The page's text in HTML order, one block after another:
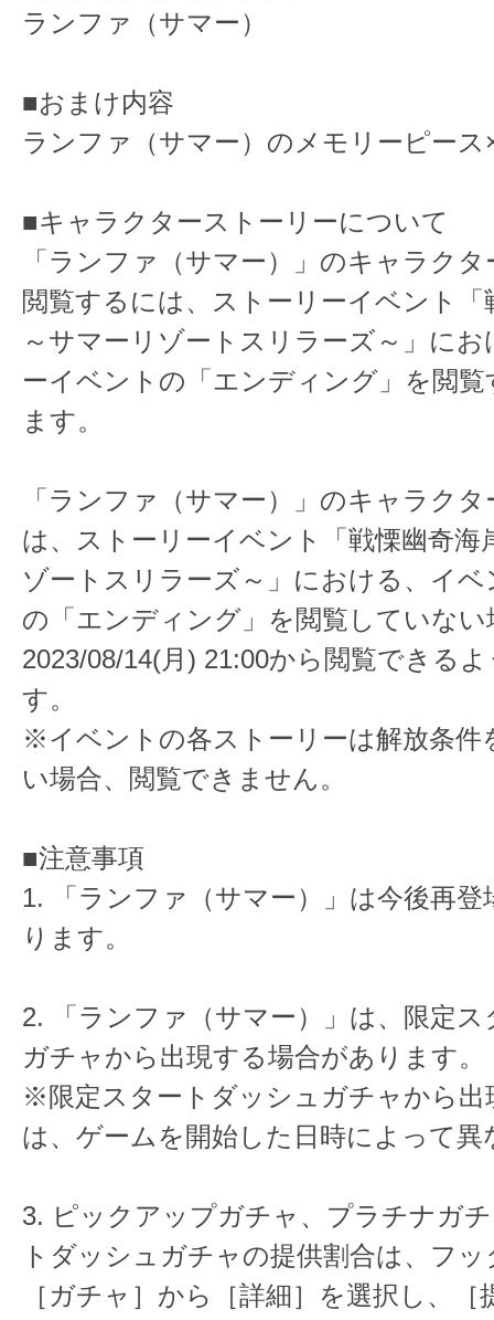
ランファ（サマー）
■おまけ内容
ランファ（サマー）のメモリーピース
■キャラクターストーリーについて
「ランファ（サマー）」のキャラク
閲覧するには、ストーリーイベント
～サマーリゾートスリラーズ～」に
ーイベントの「エンディング」を閲
ます。
「ランファ（サマー）」のキャラク
は、ストーリーイベント「戦慄幽奇
ゾートスリラーズ～」における、イ
の「エンディング」を閲覧していない
2023/08/14(月) 21:00から閲覧できる
す。
※イベントの各ストーリーは解放条件
い場合、閲覧できません。
■注意事項
1. 「ランファ（サマー）」は今後再登
ります。
2. 「ランファ（サマー）」は、限定
ガチャから出現する場合があります。
※限定スタートダッシュガチャから出
は、ゲームを開始した日時によって異
3. ピックアップガチャ、プラチナガ
トダッシュガチャの提供割合は、フ
［ガチャ］から［詳細］を選択し、［